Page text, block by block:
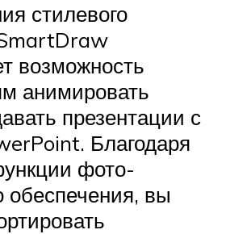
стилевого
возможность
анимировать
презентации с
Благодаря
фото-
обеспечения, вы